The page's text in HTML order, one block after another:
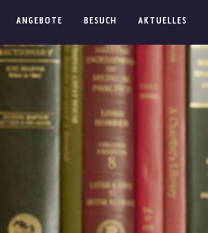
ANGEBOTE BESUCH AKTUELLES